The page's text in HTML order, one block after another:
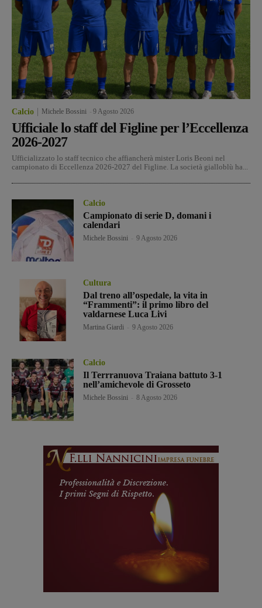
Calcio Michele Bossini 9 Agosto 2026
Ufficiale lo staff del Figline per l’Eccellenza
2026-2027
Ufficializzato lo staff tecnico che affiancherà mister Loris Beoni nel
campionato di Eccellenza 2026-2027 del Figline. La società gialloblù ha...
Calcio
Campionato di serie D, domani i
calendari
Michele Bossini 9 Agosto 2026
Cultura
Dal treno all’ospedale, la vita in
“Frammenti”: il primo libro del
valdarnese Luca Livi
Martina Giardi 9 Agosto 2026
Calcio
Il Terrranuova Traiana battuto 3-1
nell’amichevole di Grosseto
Michele Bossini 8 Agosto 2026